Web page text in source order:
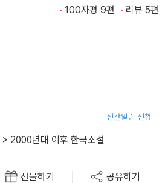
100자평 9편 리뷰 5편
신간알림 신청
> 2000년대 이후 한국소설
선물하기 공유하기